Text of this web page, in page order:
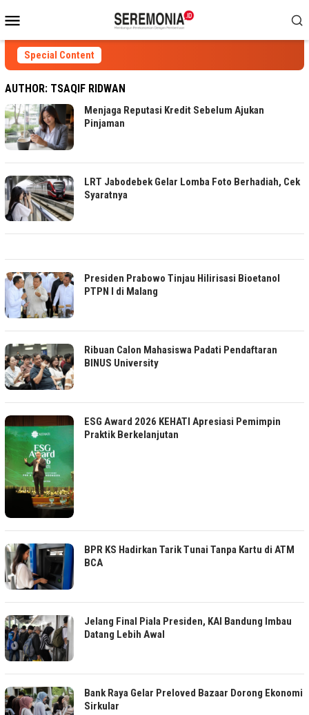
to
contentMenu
Special Content
AUTHOR: TSAQIF RIDWAN
Menjaga Reputasi Kredit Sebelum Ajukan
Pinjaman
LRT Jabodebek Gelar Lomba Foto Berhadiah, Cek
Syaratnya
Presiden Prabowo Tinjau Hilirisasi Bioetanol
PTPN I di Malang
Ribuan Calon Mahasiswa Padati Pendaftaran
BINUS University
ESG Award 2026 KEHATI Apresiasi Pemimpin
Praktik Berkelanjutan
BPR KS Hadirkan Tarik Tunai Tanpa Kartu di ATM
BCA
Jelang Final Piala Presiden, KAI Bandung Imbau
Datang Lebih Awal
Bank Raya Gelar Preloved Bazaar Dorong Ekonomi
Sirkular